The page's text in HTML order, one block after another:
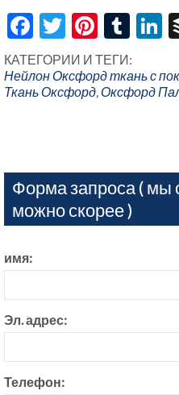
Facebook
Twitter
КАТЕГОРИИ И ТЕГИ:
Нейлон Оксфорд ткань с
Ткань Оксфорд,Оксфорд
Форма запроса ( мы
можно скорее )
имя:
Эл. адрес:
Телефон: